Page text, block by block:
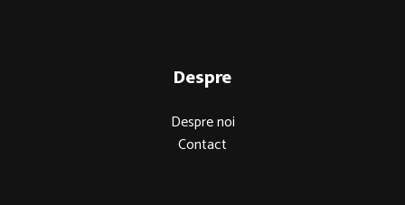
Despre
Despre noi
Contact